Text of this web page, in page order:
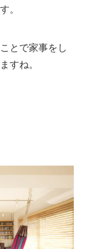
。
とで家事をし
すね。